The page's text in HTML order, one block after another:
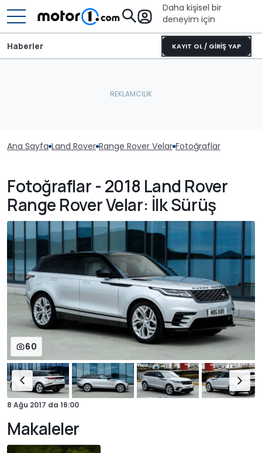
Daha kişisel bir
deneyim için
KAYIT OL / GİRİŞ YAP
Haberler
Ana Sayfa Land Rover Range Rover Velar Fotoğraflar
Fotoğraflar - 2018 Land Rover
Range Rover Velar: İlk Sürüş
60
8 Ağu 2017 da 16:00
Makaleler